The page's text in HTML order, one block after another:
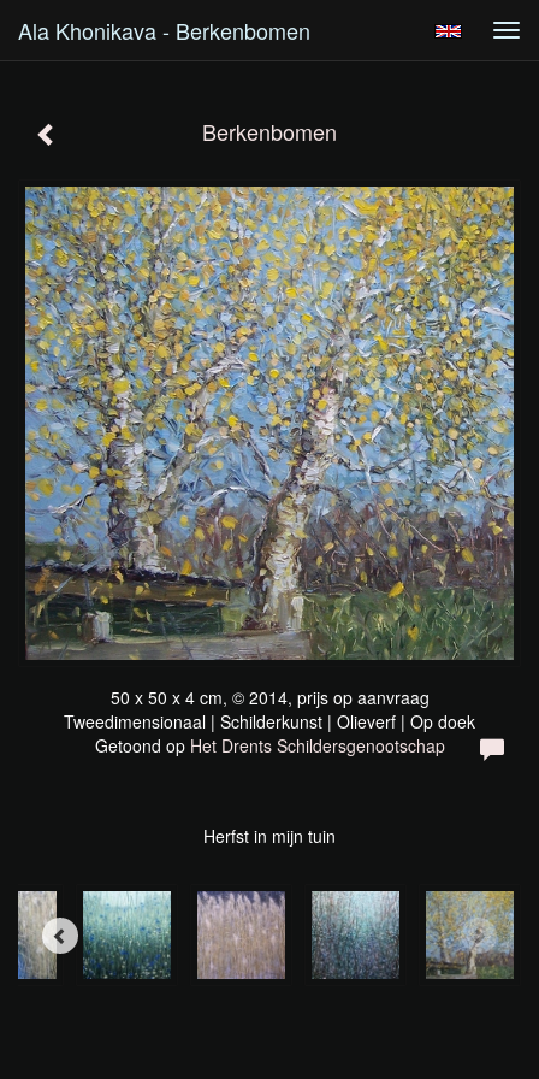
Ala Khonikava - Berkenbomen
Berkenbomen
50 x 50 x 4 cm, © 2014, prijs op aanvraag
Tweedimensionaal | Schilderkunst | Olieverf | Op doek
Getoond op Het Drents Schildersgenootschap
Herfst in mijn tuin